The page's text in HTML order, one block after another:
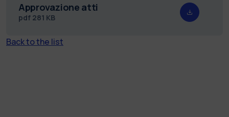
Approvazione atti
pdf 281 KB
Back to the list